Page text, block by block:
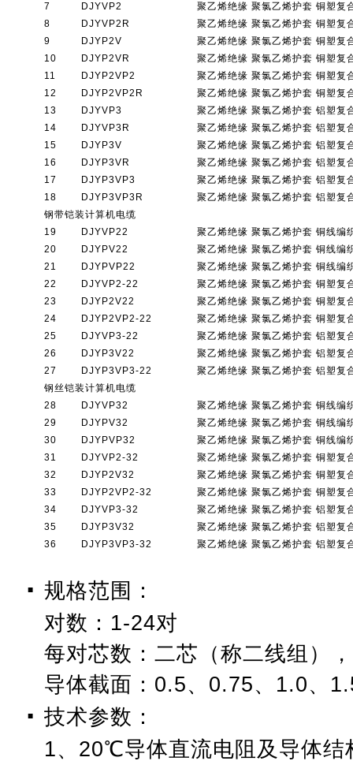
7
DJYVP2
聚乙烯绝缘 聚氯乙烯护套 铜塑复
8
DJYVP2R
聚乙烯绝缘 聚氯乙烯护套 铜塑复
9
DJYP2V
聚乙烯绝缘 聚氯乙烯护套 铜塑复
10
DJYP2VR
聚乙烯绝缘 聚氯乙烯护套 铜塑复
11
DJYP2VP2
聚乙烯绝缘 聚氯乙烯护套 铜塑复
12
DJYP2VP2R
聚乙烯绝缘 聚氯乙烯护套 铜塑复
13
DJYVP3
聚乙烯绝缘 聚氯乙烯护套 铝塑复
14
DJYVP3R
聚乙烯绝缘 聚氯乙烯护套 铝塑复
15
DJYP3V
聚乙烯绝缘 聚氯乙烯护套 铝塑复
16
DJYP3VR
聚乙烯绝缘 聚氯乙烯护套 铝塑复
17
DJYP3VP3
聚乙烯绝缘 聚氯乙烯护套 铝塑复
18
DJYP3VP3R
聚乙烯绝缘 聚氯乙烯护套 铝塑复
钢带铠装计算机电缆
19
DJYVP22
聚乙烯绝缘 聚氯乙烯护套 铜线编
20
DJYPV22
聚乙烯绝缘 聚氯乙烯护套 铜线编
21
DJYPVP22
聚乙烯绝缘 聚氯乙烯护套 铜线编
22
DJYVP2-22
聚乙烯绝缘 聚氯乙烯护套 铜塑复
23
DJYP2V22
聚乙烯绝缘 聚氯乙烯护套 铜塑复
24
DJYP2VP2-22
聚乙烯绝缘 聚氯乙烯护套 铜塑复
25
DJYVP3-22
聚乙烯绝缘 聚氯乙烯护套 铝塑复
26
DJYP3V22
聚乙烯绝缘 聚氯乙烯护套 铝塑复
27
DJYP3VP3-22
聚乙烯绝缘 聚氯乙烯护套 铝塑复
钢丝铠装计算机电缆
28
DJYVP32
聚乙烯绝缘 聚氯乙烯护套 铜线编
29
DJYPV32
聚乙烯绝缘 聚氯乙烯护套 铜线编
30
DJYPVP32
聚乙烯绝缘 聚氯乙烯护套 铜线编
31
DJYVP2-32
聚乙烯绝缘 聚氯乙烯护套 铜塑复
32
DJYP2V32
聚乙烯绝缘 聚氯乙烯护套 铜塑复
33
DJYP2VP2-32
聚乙烯绝缘 聚氯乙烯护套 铜塑复
34
DJYVP3-32
聚乙烯绝缘 聚氯乙烯护套 铝塑复
35
DJYP3V32
聚乙烯绝缘 聚氯乙烯护套 铝塑复
36
DJYP3VP3-32 聚乙烯绝缘 聚氯乙烯护套 铝塑复
■
规格范围：
对数：1-24对
每对芯数：二芯（称二线组）
导体截面：0.5、0.75、1.0、
■
技术参数：
1、20℃导体直流电阻及导体结